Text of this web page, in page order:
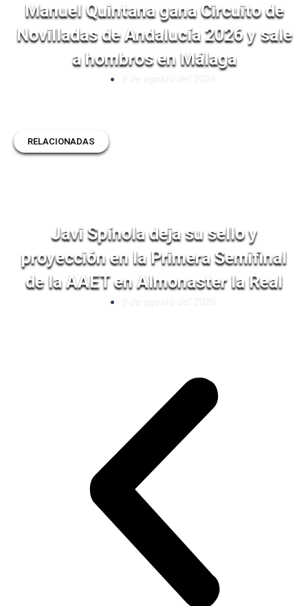
Manuel Quintana gana Circuito de
Novilladas de Andalucía 2026 y sale
a hombros en Málaga
RELACIONADAS
Javi Spínola deja su sello y
proyección en la Primera Semifinal
de la AAET en Almonaster la Real